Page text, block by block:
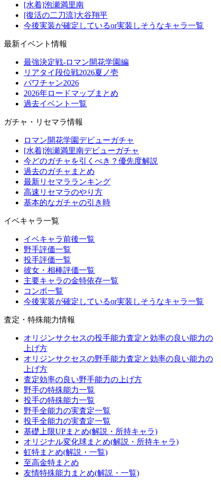
[水着]泡瀬満里南
[復活の二刀流]大谷翔平
今後実装が確定しているor実装しそうなキャラ一覧
最新イベント情報
最強決定戦-ロマン開花学園編
リアタイ段位戦2026夏ノ壱
パワチャン2026
2026年ロードマップまとめ
過去イベント一覧
ガチャ・リセマラ情報
ロマン開花学園デビューガチャ
[水着]泡瀬満里南デビューガチャ
今どのガチャを引くべき？優先度解説
過去のガチャまとめ
最新リセマラランキング
高速リセマラのやり方
基本的なガチャの引き時
イベキャラ一覧
イベキャラ前後一覧
野手評価一覧
投手評価一覧
彼女・相棒評価一覧
主要キャラの金特依存一覧
コンボ一覧
今後実装が確定しているor実装しそうなキャラ一覧
査定・特殊能力情報
オリジンサクセスの投手能力査定と効率の良い能力の
上げ方
オリジンサクセスの野手能力査定と効率の良い能力の
上げ方
査定効率の良い野手能力の上げ方
野手の特殊能力一覧
投手の特殊能力一覧
野手全能力の実査定一覧
投手全能力の実査定一覧
基礎上限UPまとめ(解説・所持キャラ)
オリジナル変化球まとめ(解説・所持キャラ)
虹特まとめ(解説・一覧)
至高金特まとめ
友情特殊能力まとめ(解説・一覧)